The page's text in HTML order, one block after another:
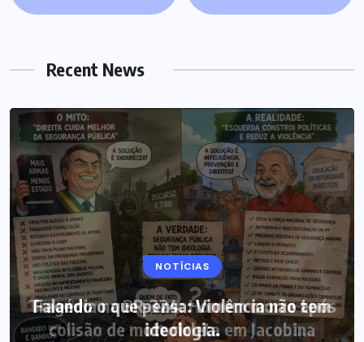
Recent News
NOTÍCIAS
Tragédia na BR-324: Homem morre após
colisão de motocicleta em Jacobina